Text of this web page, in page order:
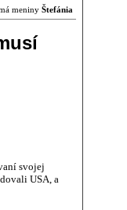
meniny Štefánia
svojej
USA, a